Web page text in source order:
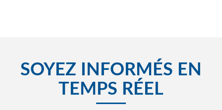
SOYEZ INFORMÉS EN
TEMPS RÉEL